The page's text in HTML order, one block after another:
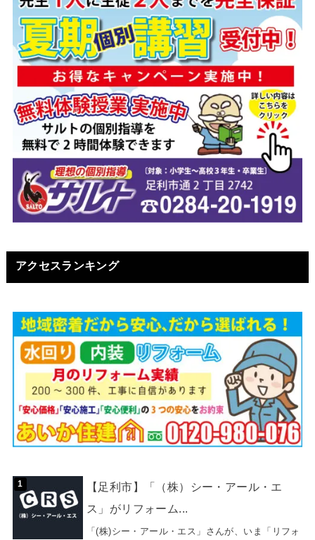
アクセスランキング
【足利市】「（株）シー・アール・エ
ス」がリフォーム...
「(株)シー・アール・エス」さんが、いま「リフォ